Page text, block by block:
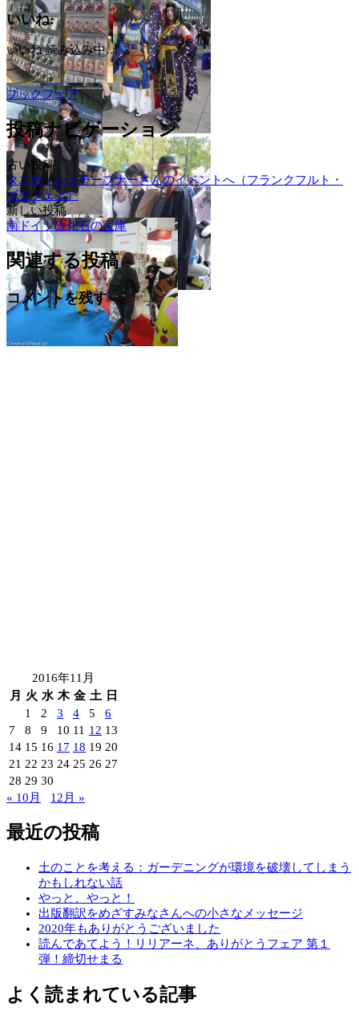
いいね:
いいね 読み込み中…
ブックフェア
投稿ナビゲーション
古い投稿
タニヤ・シュテーブナーさんのイベントへ（フランクフルト・
ブクフェア）
新しい投稿
南ドイツは化石の宝庫
関連する投稿
コメントを残す
2016年11月
月
火 水 木 金 土
日
1
2 3 4 5
6
7
8 9 10 11 12 13
14 15 16 17 18 19 20
21 22 23 24 25 26 27
28 29 30
« 10月
12月 »
最近の投稿
土のことを考える：ガーデニングが環境を破壊してしまう
かもしれない話
やっと、やっと！
出版翻訳をめざすみなさんへの小さなメッセージ
2020年もありがとうございました
読んであてよう！リリアーネ、ありがとうフェア 第１
弾！締切せまる
よく読まれている記事